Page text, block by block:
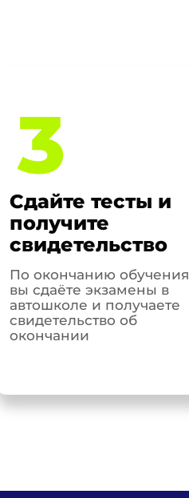
3
Сдайте тесты и
получите
свидетельство
По окончанию обучения
вы сдаёте экзамены в
автошколе и получаете
свидетельство об
окончании